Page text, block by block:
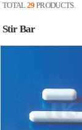
TOTAL 29 PRODUCTS.
Stir Bar